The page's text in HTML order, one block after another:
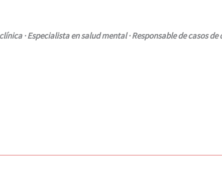
· Especialista en salud mental · Responsable de casos